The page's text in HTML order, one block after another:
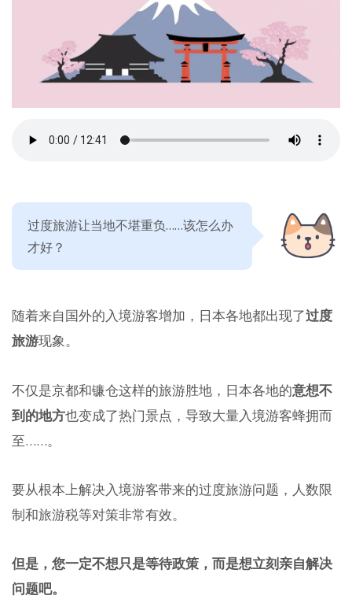
过度旅游让当地不堪重负……该怎么办
才好？
随着来自国外的入境游客增加，日本各地都出现了过度
旅游现象。
不仅是京都和镰仓这样的旅游胜地，日本各地的意想不
到的地方也变成了热门景点，导致大量入境游客蜂拥而
至……。
要从根本上解决入境游客带来的过度旅游问题，人数限
制和旅游税等对策非常有效。
但是，您一定不想只是等待政策，而是想立刻亲自解决
问题吧。